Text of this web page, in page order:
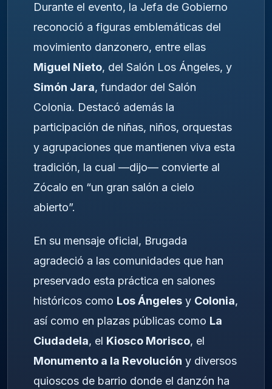
Durante el evento, la Jefa de Gobierno
reconoció a figuras emblemáticas del
movimiento danzonero, entre ellas
Miguel Nieto, del Salón Los Ángeles, y
Simón Jara, fundador del Salón
Colonia. Destacó además la
participación de niñas, niños, orquestas
y agrupaciones que mantienen viva esta
tradición, la cual —dijo— convierte al
Zócalo en “un gran salón a cielo
abierto”.
En su mensaje oficial, Brugada
agradeció a las comunidades que han
preservado esta práctica en salones
históricos como Los Ángeles y Colonia,
así como en plazas públicas como La
Ciudadela, el Kiosco Morisco, el
Monumento a la Revolución y diversos
quioscos de barrio donde el danzón ha